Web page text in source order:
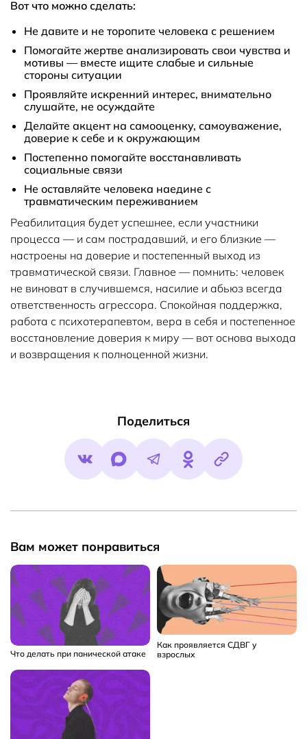
Вот что можно сделать:
Не давите и не торопите человека с решением
Помогайте жертве анализировать свои чувства и
мотивы — вместе ищите слабые и сильные
стороны ситуации
Проявляйте искренний интерес, внимательно
слушайте, не осуждайте
Делайте акцент на самооценку, самоуважение,
доверие к себе и к окружающим
Постепенно помогайте восстанавливать
социальные связи
Не оставляйте человека наедине с
травматическим переживанием
Реабилитация будет успешнее, если участники
процесса — и сам пострадавший, и его близкие —
настроены на доверие и постепенный выход из
травматической связи. Главное — помнить: человек
не виноват в случившемся, насилие и абьюз всегда
ответственность агрессора. Спокойная поддержка,
работа с психотерапевтом, вера в себя и постепенное
восстановление доверия к миру — вот основа выхода
и возвращения к полноценной жизни.
Поделиться
Вам может понравиться
Что делать при панической атаке
Как проявляется СДВГ у
взрослых